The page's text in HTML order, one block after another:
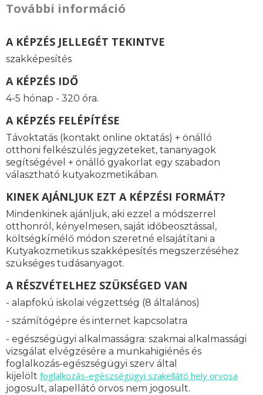
További információ
A KÉPZÉS JELLEGÉT TEKINTVE
szakképesítés
A KÉPZÉS IDŐ
4-5 hónap - 320 óra.
A KÉPZÉS FELÉPÍTÉSE
Távoktatás (kontakt online oktatás) + önálló
otthoni felkészülés jegyzeteket, tananyagok
segítségével + önálló gyakorlat egy szabadon
választható kutyakozmetikában.
KINEK AJÁNLJUK EZT A KÉPZÉSI FORMÁT?
Mindenkinek ajánljuk, aki ezzel a módszerrel
otthonról, kényelmesen, saját időbeosztással,
költségkímélő módon szeretné elsajátítani a
Kutyakozmetikus szakképesítés megszerzéséhez
szükséges tudásanyagot.
A RÉSZVÉTELHEZ SZÜKSÉGED VAN
- alapfokú iskolai végzettség (8 általános)
- számítógépre és internet kapcsolatra
- egészségügyi alkalmasságra: szakmai alkalmassági
vizsgálat elvégzésére a munkahigiénés és
foglalkozás-egészségügyi szerv által
kijelölt foglalkozás-egészségügyi szakellátó hely orvosa
jogosult, alapellátó orvos nem jogosult.